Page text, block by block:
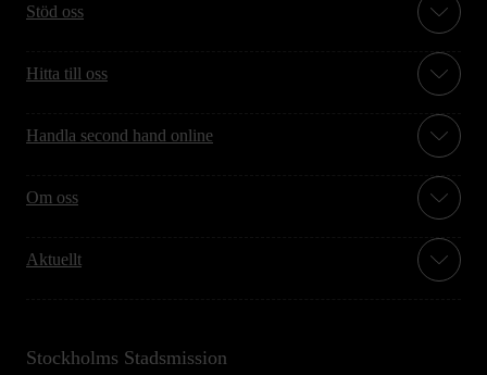
Stöd oss
Hitta till oss
Handla second hand online
Om oss
Aktuellt
Stockholms Stadsmission